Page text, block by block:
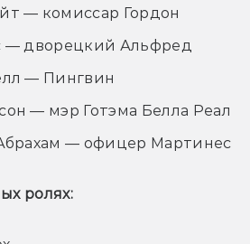
— комиссар Гордон
— дворецкий Альфред
— Пингвин
— мэр Готэма Белла Реал
— офицер Мартинес
ролях: